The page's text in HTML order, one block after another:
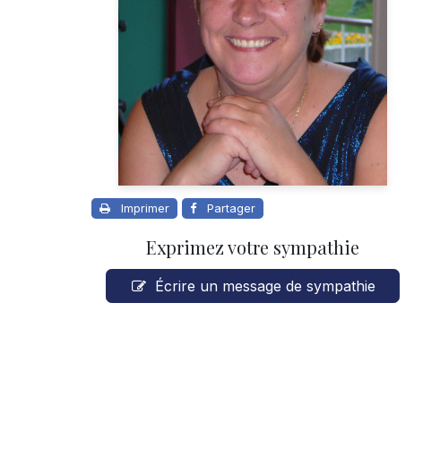
Imprimer Partager
Exprimez votre sympathie
Écrire un message de sympathie